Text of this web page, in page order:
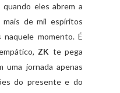
eles abrem a
de mil espíritos
momento. É
ZK te pega
uma jornada apenas
do presente e do